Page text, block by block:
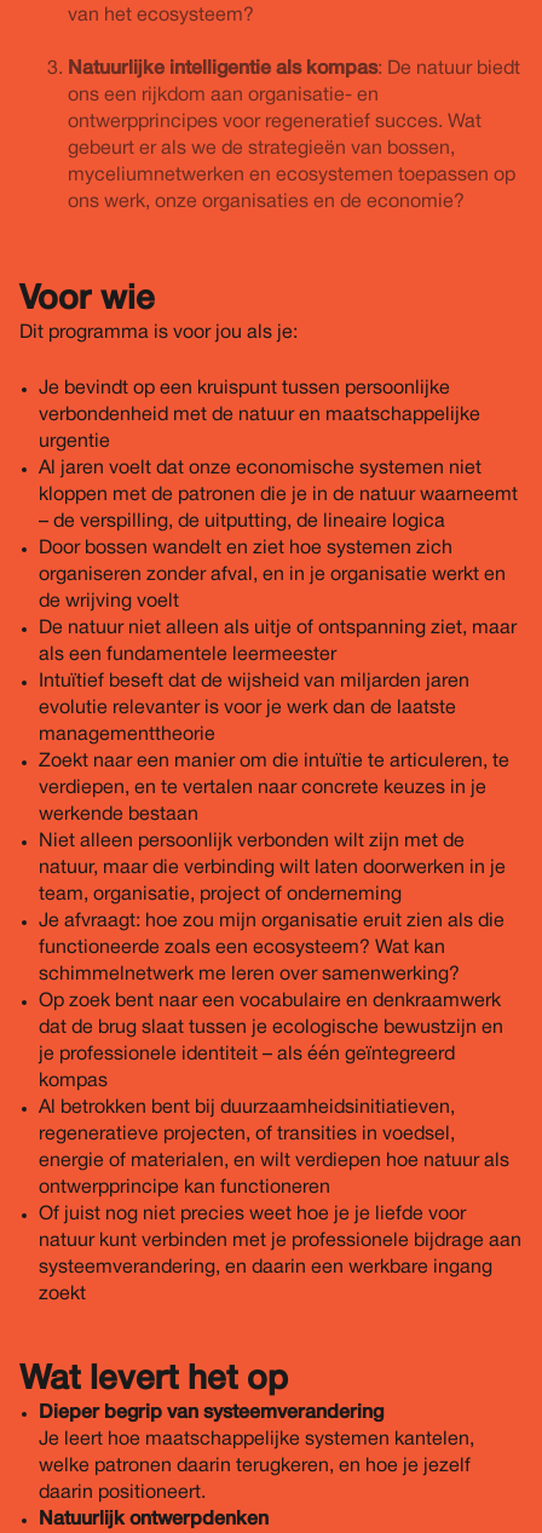
van het ecosysteem?
Natuurlijke intelligentie als kompas: De natuur biedt
ons een rijkdom aan organisatie- en
ontwerpprincipes voor regeneratief succes. Wat
gebeurt er als we de strategieën van bossen,
myceliumnetwerken en ecosystemen toepassen op
ons werk, onze organisaties en de economie?
Voor wie
Dit programma is voor jou als je:
Je bevindt op een kruispunt tussen persoonlijke
verbondenheid met de natuur en maatschappelijke
urgentie
Al jaren voelt dat onze economische systemen niet
kloppen met de patronen die je in de natuur waarneemt
– de verspilling, de uitputting, de lineaire logica
Door bossen wandelt en ziet hoe systemen zich
organiseren zonder afval, en in je organisatie werkt en
de wrijving voelt
De natuur niet alleen als uitje of ontspanning ziet, maar
als een fundamentele leermeester
Intuïtief beseft dat de wijsheid van miljarden jaren
evolutie relevanter is voor je werk dan de laatste
managementtheorie
Zoekt naar een manier om die intuïtie te articuleren, te
verdiepen, en te vertalen naar concrete keuzes in je
werkende bestaan
Niet alleen persoonlijk verbonden wilt zijn met de
natuur, maar die verbinding wilt laten doorwerken in je
team, organisatie, project of onderneming
Je afvraagt: hoe zou mijn organisatie eruit zien als die
functioneerde zoals een ecosysteem? Wat kan
schimmelnetwerk me leren over samenwerking?
Op zoek bent naar een vocabulaire en denkraamwerk
dat de brug slaat tussen je ecologische bewustzijn en
je professionele identiteit – als één geïntegreerd
kompas
Al betrokken bent bij duurzaamheidsinitiatieven,
regeneratieve projecten, of transities in voedsel,
energie of materialen, en wilt verdiepen hoe natuur als
ontwerpprincipe kan functioneren
Of juist nog niet precies weet hoe je je liefde voor
natuur kunt verbinden met je professionele bijdrage aan
systeemverandering, en daarin een werkbare ingang
zoekt
Wat levert het op
Dieper begrip van systeemverandering
Je leert hoe maatschappelijke systemen kantelen,
welke patronen daarin terugkeren, en hoe je jezelf
daarin positioneert.
Natuurlijk ontwerpdenken